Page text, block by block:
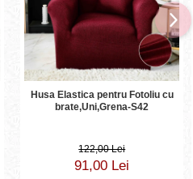
Husa Elastica pentru Fotoliu cu
brate,Uni,Grena-S42
122,00 Lei
91,00 Lei